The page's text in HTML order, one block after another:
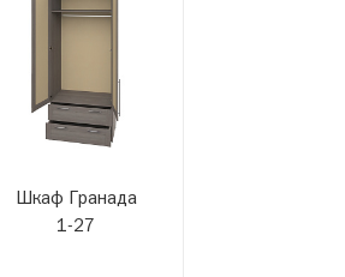
Шкаф Гранада
1-27